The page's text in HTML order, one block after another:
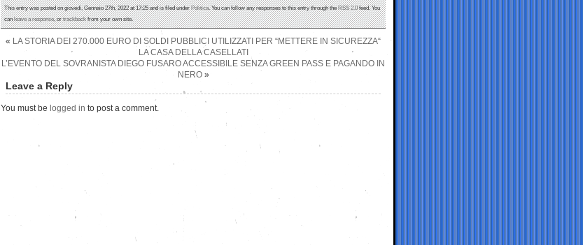
This entry was posted on giovedì, Gennaio 27th, 2022 at 17:25 and is filed underPolitica. You can follow any responses to this entry through theRSS 2.0feed. You
canleave a response, ortrackbackfrom your own site.
« LA STORIA DEI 270.000 EURO DI SOLDI PUBBLICI UTILIZZATI PER “METTERE IN SICUREZZA“
LA CASA DELLA CASELLATI
L’EVENTO DEL SOVRANISTA DIEGO FUSARO ACCESSIBILE SENZA GREEN PASS E PAGANDO IN
NERO»
Leave a Reply
You must be logged in to post a comment.